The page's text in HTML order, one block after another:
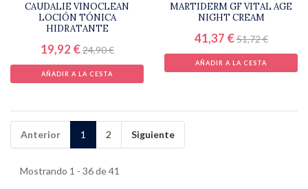
CAUDALIE VINOCLEAN
LOCIÓN TÓNICA
HIDRATANTE
19,92 €24,90 €
AÑADIR A LA CESTA
MARTIDERM GF VITAL AGE
NIGHT CREAM
41,37 €51,72 €
AÑADIR A LA CESTA
Anterior 1 2 Siguiente
Mostrando 1 - 36 de 41